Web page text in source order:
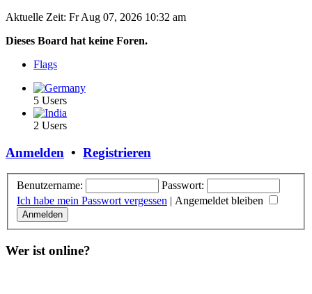
Aktuelle Zeit: Fr Aug 07, 2026 10:32 am
Dieses Board hat keine Foren.
Flags
5 Users
2 Users
Anmelden • Registrieren
Benutzername:
Passwort:
Ich habe mein Passwort vergessen | Angemeldet bleiben
Wer ist online?